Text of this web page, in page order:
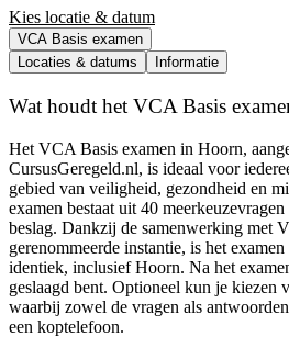
Kies locatie & datum
VCA Basis examen
Locaties & datums
Informatie
Wat houdt het VCA Basis
Het VCA Basis examen in Hoorn,
CursusGeregeld.nl, is ideaal voor
gebied van veiligheid, gezondheid en
examen bestaat uit 40
beslag. Dankzij de samenwerking met
gerenommeerde instantie, is het
identiek, inclusief Hoorn. Na het
geslaagd bent. Optioneel kun je kiezen
waarbij zowel de vragen als
een koptelefoon.